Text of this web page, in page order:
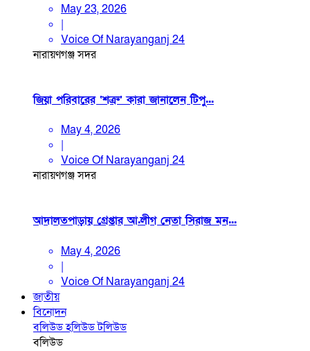
May 23, 2026
|
Voice Of Narayanganj 24
নারায়ণগঞ্জ সদর
জিয়া পরিবারের ‘শত্রু’ কারা জানালেন টিপু...
May 4, 2026
|
Voice Of Narayanganj 24
নারায়ণগঞ্জ সদর
আদালতপাড়ায় গ্রেপ্তার আ.লীগ নেতা সিরাজ মন...
May 4, 2026
|
Voice Of Narayanganj 24
জাতীয়
বিনোদন
বলিউডহলিউডটলিউড
বলিউড